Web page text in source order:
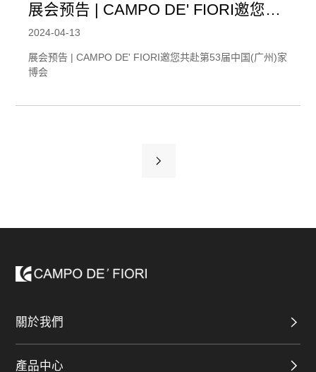
展会预告 | CAMPO DE' FIORI邀您共
赴第53届中国(广州)家博会
2024-04-13
展会预告 | CAMPO DE' FIORI邀您共赴第53届中国(广州)家
博会
關於我們
產品中心